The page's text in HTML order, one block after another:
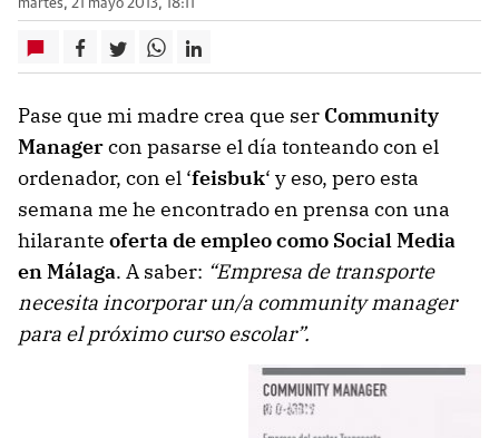
martes, 21 mayo 2013, 18:11
Pase que mi madre crea que ser Community
Managercon pasarse el día tonteando con el
ordenador, con el ‘feisbuk‘ y eso, pero esta
semana me he encontrado en prensa con una
hilarante oferta de empleo como Social Media
en Málaga. A saber: “Empresa de transporte
necesita incorporar un/a community manager
para el próximo curso escolar”.